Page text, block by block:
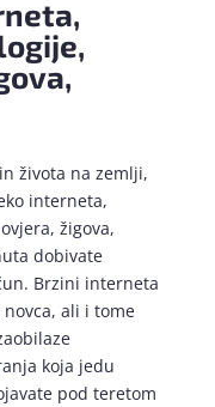
života na zemlji,
interneta,
žigova,
dobivate
Brzini interneta
ali i tome
koja jedu
pod teretom